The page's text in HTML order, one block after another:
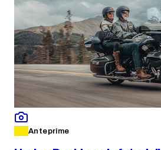
Anteprime